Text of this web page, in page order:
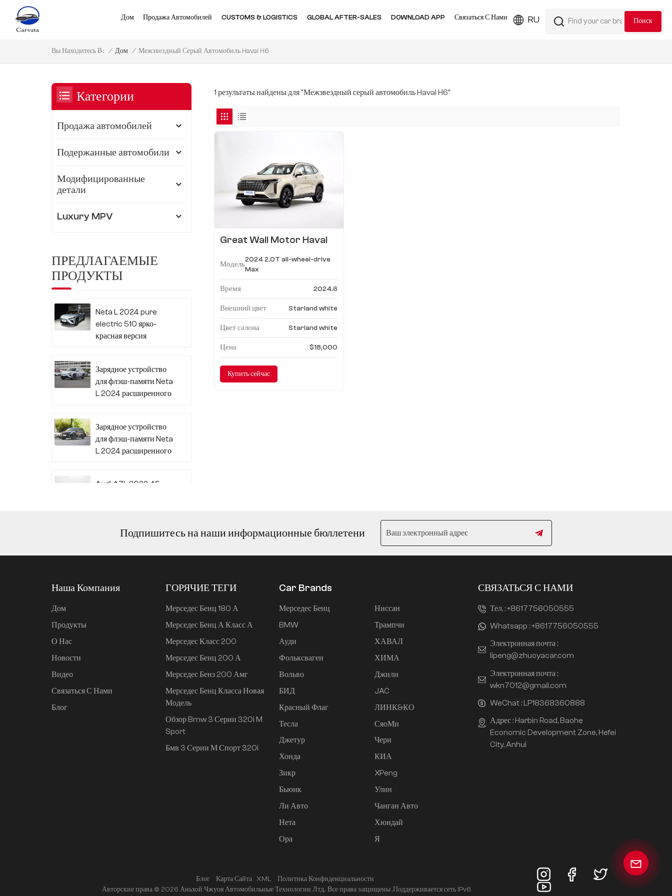
RU
Дом Продажа Автомобилей CUSTOMS & LOGISTICS GLOBAL AFTER-SALES DOWNLOAD APP Связаться С Нами
Вы Находитесь В : / Дом / Межзвездный Серый Автомобиль Haval H6
1 результаты найдены для "Межзвездный серый автомобиль Haval H6"
Great Wall Motor Haval
полноприводный Макс
Модель
2024 2.0T all-wheel-drive
Max
Время 2024.6
Внешний цвет Starland white
Цвет салона Starland white
Цена $18,000
Купить сейчас
Категории
Продажа автомобилей
Подержанные автомобили
Модифицированные
детали
Luxury MPV
ПРЕДЛАГАЕМЫЕ
ПРОДУКТЫ
Neta L 2024 pure
electric 510 ярко-
красная версия
Зарядное устройство
для флэш-памяти Neta
L 2024 расширенного
Зарядное устройство
для флэш-памяти Neta
L 2024 расширенного
Audi A7L 2022 45
Ли Авто L6 2024
Макс.
Ли Авто L6 2024 Про
дальнобойная версия
для умного вождения
Mi SU7 2024, 830 км,
Подпишитесь на наши информационные бюллетени
Наша Компания
Дом
Продукты
О Нас
Новости
Видео
Связаться С Нами
Блог
ГОРЯЧИЕ ТЕГИ
Мерседес Бенц 180 А
Мерседес Бенц А Класс А
Мерседес Класс 200
Мерседес Бенц 200 А
Мерседес Бенз 200 Амг
Мерседес Бенц Класса Новая
Модель
Обзор Bmw 3 Серии 320i M
Sport
Бмв 3 Серии М Спорт 320i
Car Brands
Мерседес Бенц
BMW
Ауди
Фольксваген
Вольво
БИД
Красный Флаг
Тесла
Джетур
Хонда
Зикр
Бьюик
Ли Авто
Нета
Ора
Ниссан
Трампчи
ХАВАЛ
ХИМА
Джили
JAC
ЛИНК&КО
СяоМи
Чери
КИА
XPeng
Улин
Чанган Авто
Хюндай
Я
СВЯЗАТЬСЯ С НАМИ
Тел. :+8617756050555
Whatsapp :+8617756050555
Электронная почта :
lipeng@zhuoyacar.com
Электронная почта :
wkn7012@gmail.com
WeChat : LP18368360888
Адрес : Harbin Road, Baohe
Economic Development Zone, Hefei
City, Anhui
Блог Карта Сайта XML
Политика Конфиденциальности
Авторские права © 2026 Аньхой Чжуоя Автомобильные Технологии Лтд.. Все права защищены .Поддерживается сеть IPv6